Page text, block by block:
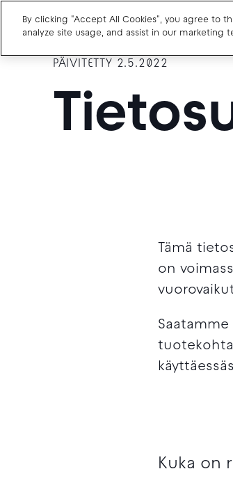
PÄIVITETTY 2.5.2022
Charge point operators
Carmakers
Tämä
on
Kuka on
By clicking "Accept All Cookies", you agree to
analyze site usage, and assist in our marketing